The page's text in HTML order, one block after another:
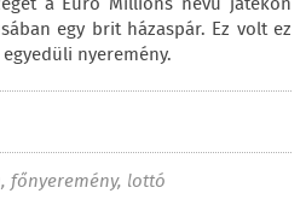
egy brit házaspár. Ez volt ez
nyeremény.
,főnyeremény, lottó